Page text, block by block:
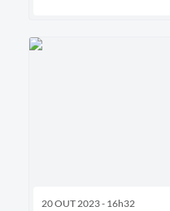
20 OUT 2023 - 16h32